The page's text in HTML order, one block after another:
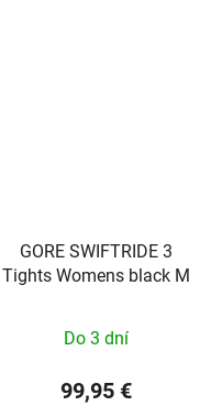
GORE SWIFTRIDE 3
Tights Womens black M
Do 3 dní
99,95 €